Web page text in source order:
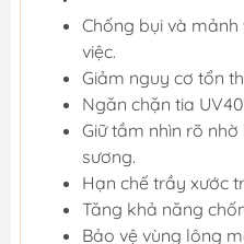
Chống bụi và
việc.
Giảm nguy cơ tổn
Ngăn chặn tia
Giữ tầm nhìn rõ
sương.
Hạn chế trầy xước
Tăng khả năng
Bảo vệ vùng lông